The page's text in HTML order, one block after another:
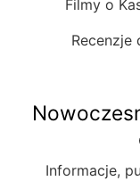
Filmy o
Recenzje
Informacje,